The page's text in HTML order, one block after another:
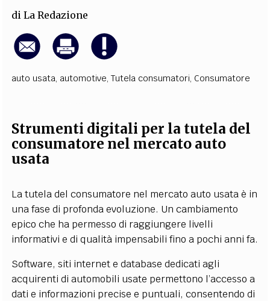
diLa Redazione
auto usata, automotive,Tutela consumatori, Consumatore
Strumenti digitali per la tutela del
consumatore nel mercato auto
usata
La tutela del consumatore nel mercato auto usata è in
una fase di profonda evoluzione. Un cambiamento
epico che ha permesso di raggiungere livelli
informativi e di qualità impensabili fino a pochi anni fa.
Software, siti internet e database dedicati agli
acquirenti di automobili usate permettono l’accesso a
dati e informazioni precise e puntuali, consentendo di